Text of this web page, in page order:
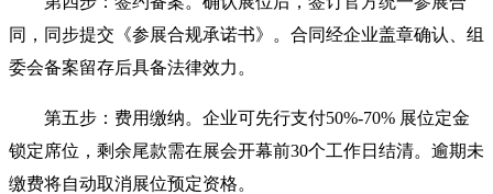
同，同步提交《参展合规承诺书》。合同经企业盖章确认、组
委会备案留存后具备法律效力。
第五步：费用缴纳。企业可先行支付50%-70% 展位定金
锁定席位，剩余尾款需在展会开幕前30个工作日结清。逾期未
缴费将自动取消展位预定资格。